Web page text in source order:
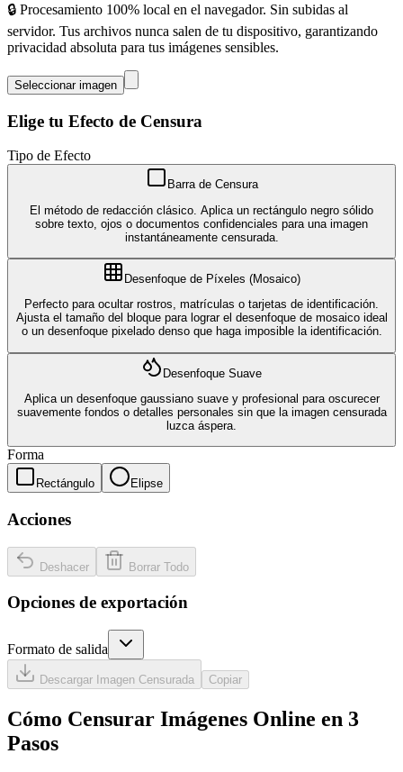
🔒 Procesamiento 100% local en el navegador. Sin subidas al
servidor. Tus archivos nunca salen de tu dispositivo, garantizando
privacidad absoluta para tus imágenes sensibles.
Seleccionar imagen
Elige tu Efecto de Censura
Tipo de Efecto
Barra de Censura
El método de redacción clásico. Aplica un rectángulo negro sólido
sobre texto, ojos o documentos confidenciales para una imagen
instantáneamente censurada.
Desenfoque de Píxeles (Mosaico)
Perfecto para ocultar rostros, matrículas o tarjetas de identificación.
Ajusta el tamaño del bloque para lograr el desenfoque de mosaico ideal
o un desenfoque pixelado denso que haga imposible la identificación.
Desenfoque Suave
Aplica un desenfoque gaussiano suave y profesional para oscurecer
suavemente fondos o detalles personales sin que la imagen censurada
luzca áspera.
Forma
Rectángulo Elipse
Acciones
Deshacer Borrar Todo
Opciones de exportación
Formato de salida
Descargar Imagen Censurada Copiar
Cómo Censurar Imágenes Online en 3
Pasos